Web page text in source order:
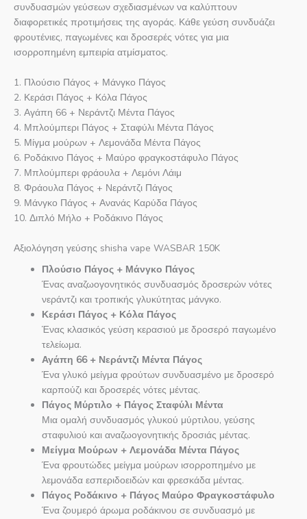
συνδυασμών γεύσεων σχεδιασμένων να καλύπτουν
διαφορετικές προτιμήσεις της αγοράς. Κάθε γεύση συνδυάζει
φρουτένιες, παγωμένες και δροσερές νότες για μια
ισορροπημένη εμπειρία ατμίσματος.
1. Πλούσιο Πάγος + Μάνγκο Πάγος
2. Κεράσι Πάγος + Κόλα Πάγος
3. Αγάπη 66 + Νεράντζι Μέντα Πάγος
4. Μπλούμπερι Πάγος + Σταφύλι Μέντα Πάγος
5. Μίγμα μούρων + Λεμονάδα Μέντα Πάγος
6. Ροδάκινο Πάγος + Μαύρο φραγκοστάφυλο Πάγος
7. Μπλούμπερι φράουλα + Λεμόνι Λάιμ
8. Φράουλα Πάγος + Νεράντζι Πάγος
9. Μάνγκο Πάγος + Ανανάς Καρύδα Πάγος
10. Διπλό Μήλο + Ροδάκινο Πάγος
Αξιολόγηση γεύσης shisha vape WASBAR 150K
Πλούσιο Πάγος + Μάνγκο Πάγος
Ένας αναζωογονητικός συνδυασμός δροσερών νότες
νεράντζι και τροπικής γλυκύτητας μάνγκο.
Κεράσι Πάγος + Κόλα Πάγος
Ένας κλασικός γεύση κερασιού με δροσερό παγωμένο
τελείωμα.
Αγάπη 66 + Νεράντζι Μέντα Πάγος
Ένα γλυκό μείγμα φρούτων συνδυασμένο με δροσερό
καρπούζι και δροσερές νότες μέντας.
Πάγος Μύρτιλο + Πάγος Σταφύλι Μέντα
Μια ομαλή συνδυασμός γλυκού μύρτιλου, γεύσης
σταφυλιού και αναζωογονητικής δροσιάς μέντας.
Μείγμα Μούρων + Λεμονάδα Μέντα Πάγος
Ένα φρουτώδες μείγμα μούρων ισορροπημένο με
λεμονάδα εσπεριδοειδών και φρεσκάδα μέντας.
Πάγος Ροδάκινο + Πάγος Μαύρο Φραγκοστάφυλο
Ένα ζουμερό άρωμα ροδάκινου σε συνδυασμό με